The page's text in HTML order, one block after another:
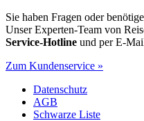
Sie haben Fragen oder
Unser Experten-Team von
Service-Hotline und per E-
Zum Kundenservice »
Datenschutz
AGB
Schwarze Liste